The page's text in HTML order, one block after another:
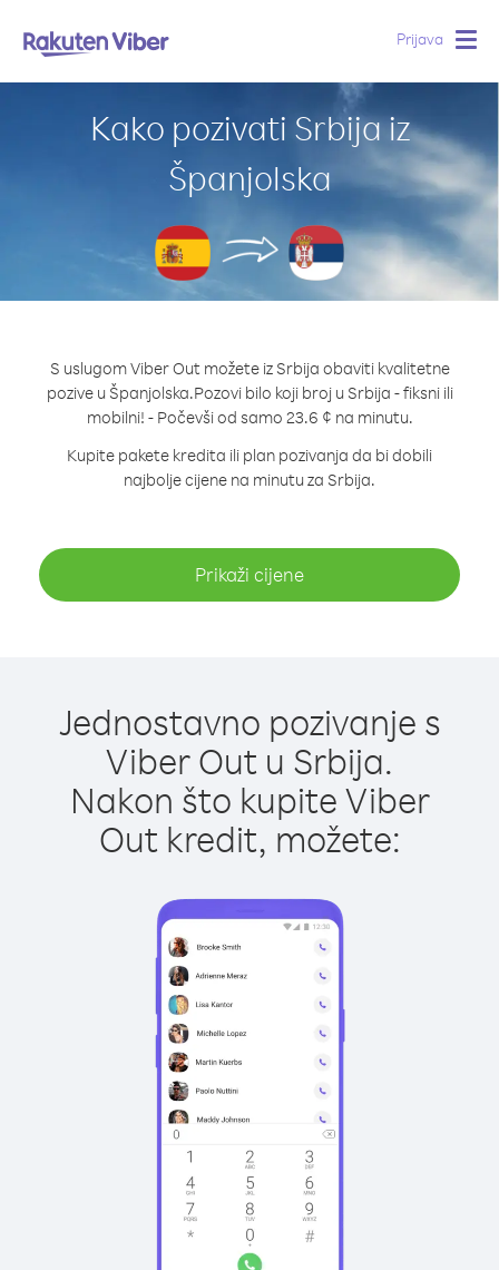
Prijava
Kako pozivati Srbija iz
Španjolska
S uslugom Viber Out možete iz Srbija obaviti kvalitetne
pozive u Španjolska.Pozovi bilo koji broj u Srbija - fiksni ili
mobilni! - Počevši od samo 23.6 ¢ na minutu.
Kupite pakete kredita ili plan pozivanja da bi dobili
najbolje cijene na minutu za Srbija.
Prikaži cijene
Jednostavno pozivanje s
Viber Out u Srbija.
Nakon što kupite Viber
Out kredit, možete: